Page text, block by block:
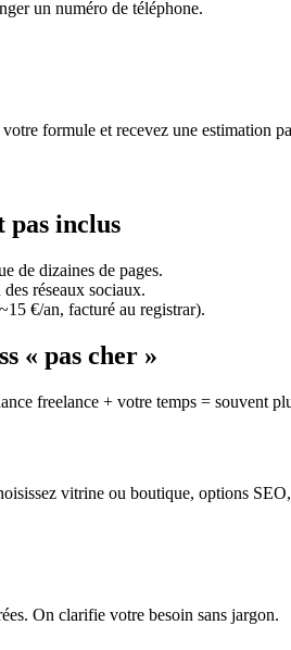
un numéro de téléphone.
formule et recevez une estimation
pas inclus
de dizaines de pages.
réseaux sociaux.
€/an, facturé au registrar).
« pas cher »
freelance + votre temps = souvent
vitrine ou boutique, options
On clarifie votre besoin sans jargon.